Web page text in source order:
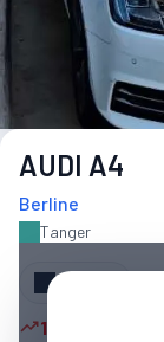
AUDI A4
Berline
Tanger‎
Partager
16 autres